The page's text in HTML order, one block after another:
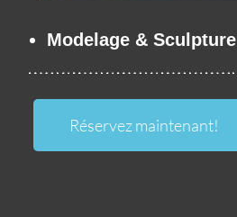
Modelage & Sculpture
Réservez maintenant!